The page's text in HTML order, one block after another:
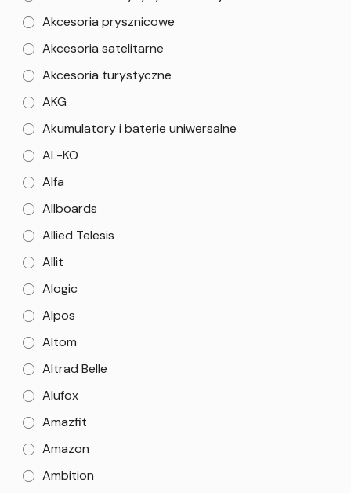
Akcesoria prysznicowe
Akcesoria satelitarne
Akcesoria turystyczne
AKG
Akumulatory i baterie uniwersalne
AL-KO
Alfa
Allboards
Allied Telesis
Allit
Alogic
Alpos
Altom
Altrad Belle
Alufox
Amazfit
Amazon
Ambition